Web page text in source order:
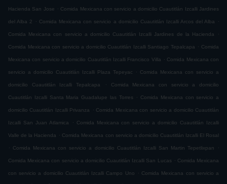
Hacienda San Jose . Comida Mexicana con servicio a domicilio Cuautitlán Izcalli Jardines
del Alba 2 . Comida Mexicana con servicio a domicilio Cuautitlán Izcalli Arcos del Alba .
Comida Mexicana con servicio a domicilio Cuautitlán Izcalli Jardines de la Hacienda .
Comida Mexicana con servicio a domicilio Cuautitlán Izcalli Santiago Tepalcapa . Comida
Mexicana con servicio a domicilio Cuautitlán Izcalli Francisco Villa . Comida Mexicana con
servicio a domicilio Cuautitlán Izcalli Plaza Tepeyac . Comida Mexicana con servicio a
domicilio Cuautitlán Izcalli Tepalcapa . Comida Mexicana con servicio a domicilio
Cuautitlán Izcalli Santa Maria Guadalupe las Torres . Comida Mexicana con servicio a
domicilio Cuautitlán Izcalli Privanza . Comida Mexicana con servicio a domicilio Cuautitlán
Izcalli San Juan Atlamica . Comida Mexicana con servicio a domicilio Cuautitlán Izcalli
Valle de la Hacienda . Comida Mexicana con servicio a domicilio Cuautitlán Izcalli El Rosal
.
Comida Mexicana con servicio a domicilio Cuautitlán Izcalli San Martin Tepetlixpan .
Comida Mexicana con servicio a domicilio Cuautitlán Izcalli San Lucas . Comida Mexicana
con servicio a domicilio Cuautitlán Izcalli Campo Uno . Comida Mexicana con servicio a